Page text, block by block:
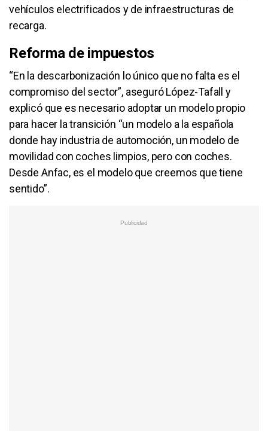
vehículos electrificados y de infraestructuras de
recarga.
Reforma de impuestos
“En la descarbonización lo único que no falta es el
compromiso del sector”, aseguró López-Tafall y
explicó que es necesario adoptar un modelo propio
para hacer la transición “un modelo a la española
donde hay industria de automoción, un modelo de
movilidad con coches limpios, pero con coches.
Desde Anfac, es el modelo que creemos que tiene
sentido”.